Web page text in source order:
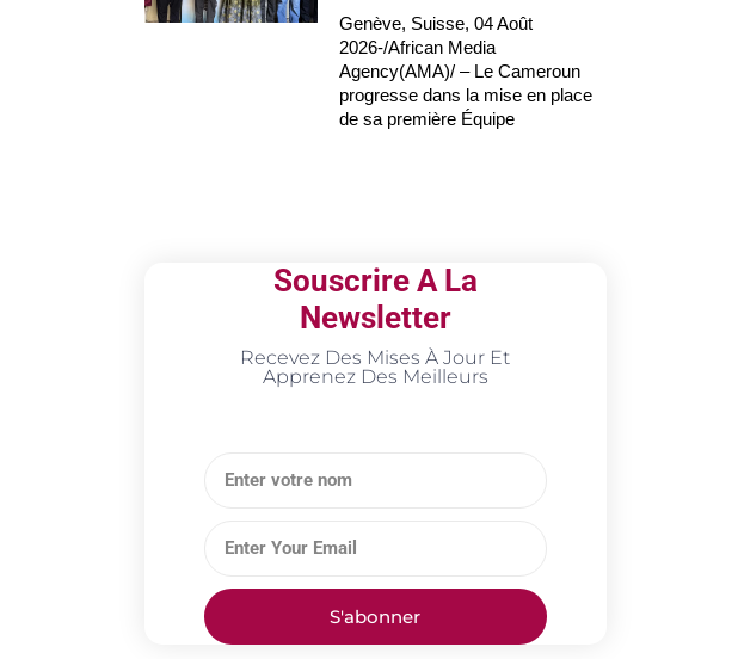
Genève, Suisse, 04 Août
2026-/African Media
Agency(AMA)/ – Le Cameroun
progresse dans la mise en place
de sa première Équipe
Souscrire A La
Newsletter
Recevez Des Mises À Jour Et
Apprenez Des Meilleurs
S'abonner